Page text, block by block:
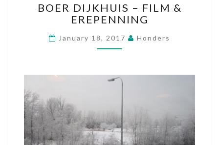
O
E
D
I
K
H
S
–
F
BOER DIJKHUIS – FILM &
EREPENNING
January 18, 2017 Honders